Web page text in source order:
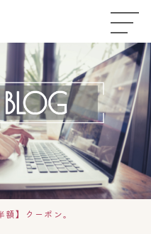
額】クーポン。